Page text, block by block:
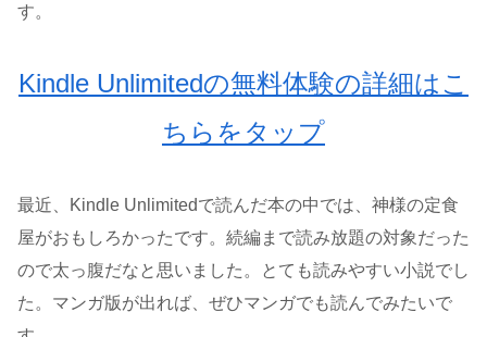
す。
Kindle Unlimitedの無料体験の詳細はこ
ちらをタップ
最近、Kindle Unlimitedで読んだ本の中では、神様の定食
屋がおもしろかったです。続編まで読み放題の対象だった
ので太っ腹だなと思いました。とても読みやすい小説でし
た。マンガ版が出れば、ぜひマンガでも読んでみたいで